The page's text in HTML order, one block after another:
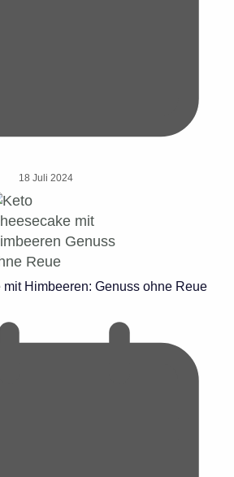
18 Juli 2024
mit Himbeeren: Genuss ohne Reue